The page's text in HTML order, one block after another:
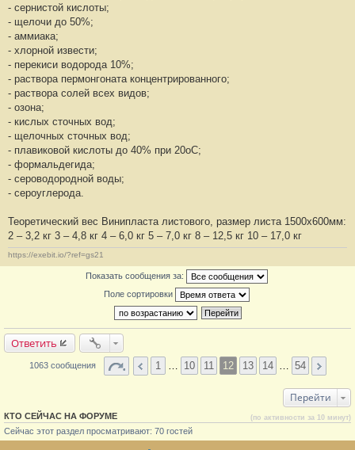
- сернистой кислоты;
- щелочи до 50%;
- аммиака;
- хлорной извести;
- перекиси водорода 10%;
- раствора пермонгоната концентрированного;
- раствора солей всех видов;
- озона;
- кислых сточных вод;
- щелочных сточных вод;
- плавиковой кислоты до 40% при 20оС;
- формальдегида;
- сероводородной воды;
- сероуглерода.
Теоретический вес Винипласта листового, размер листа 1500х600мм:
2 – 3,2 кг 3 – 4,8 кг 4 – 6,0 кг 5 – 7,0 кг 8 – 12,5 кг 10 – 17,0 кг
https://exebit.io/?ref=gs21
Показать сообщения за:
Поле сортировки
Ответить
1063 сообщения 1 … 10 11 12 13 14 … 54
Перейти
КТО СЕЙЧАС НА ФОРУМЕ (по активности за 10 минут)
Сейчас этот раздел просматривают: 70 гостей